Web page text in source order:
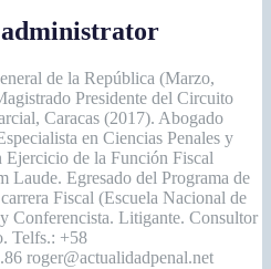
administrator
de la República (Marzo,
Presidente del Circuito
Caracas (2017). Abogado
en Ciencias Penales y
de la Función Fiscal
Egresado del Programa de
Fiscal (Escuela Nacional de
Conferencista. Litigante. Consultor
Telfs.: +58
roger@actualidadpenal.net